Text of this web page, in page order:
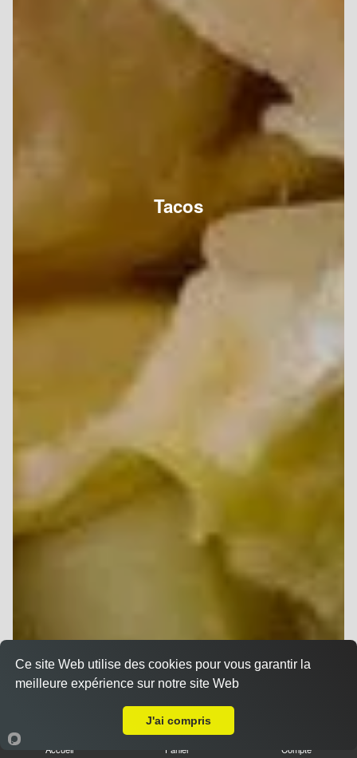
Tacos
Accueil Panier Compte
Ce site Web utilise des cookies pour vous garantir la
meilleure expérience sur notre site Web
J'ai compris